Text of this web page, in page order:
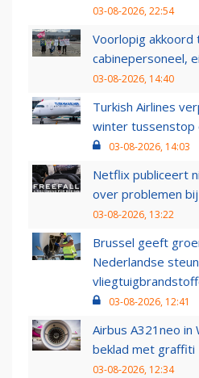
03-08-2026, 22:54
Voorlopig akkoord
cabinepersoneel,
03-08-2026, 14:40
Turkish Airlines
winter tussenstop
03-08-2026, 14:03
Netflix publiceert
over problemen
03-08-2026, 13:22
Brussel geeft
Nederlandse
03-08-2026, 12:41
Airbus A321neo in
beklad met graffiti
03-08-2026, 12:34